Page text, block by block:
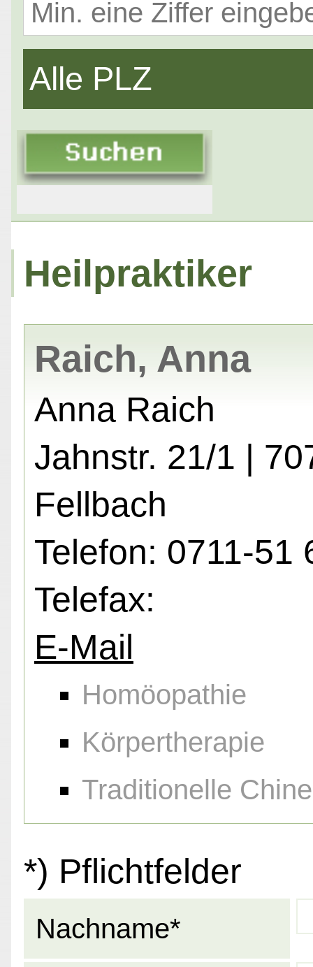
Alle PLZ
Heilpraktiker
Raich, Anna
Anna Raich
Jahnstr. 21/1 |
Fellbach
Telefon: 0711-51
Telefax:
E-Mail
Homöopathie
Körpertherapie
Traditionelle
*) Pflichtfelder
Nachname*